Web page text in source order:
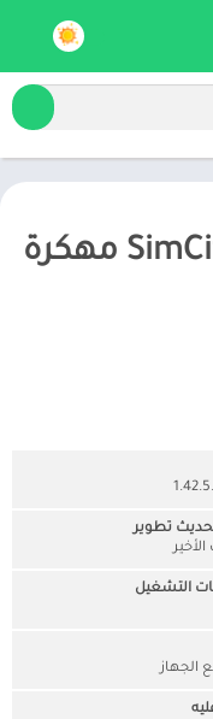
تحميل لعبة SimCity BuildIt مهكرة
تطوير
التشغيل
الجهاز